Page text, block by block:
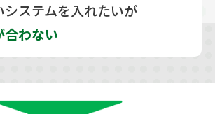
ステムを入れたいが
合わない